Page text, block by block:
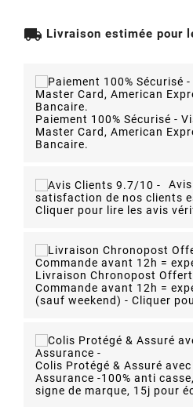
local_shipping Livraison estimée pour
Paiement 100% Sécurisé -
Master Card, American
Bancaire.
satisfaction de nos clients
Cliquer pour lire les avis
Livraison Chronopost
Commande avant 12h =
(sauf weekend) - Cliquer
Colis Protégé & Assuré
Assurance -100% anti
signe de marque, 15j pour